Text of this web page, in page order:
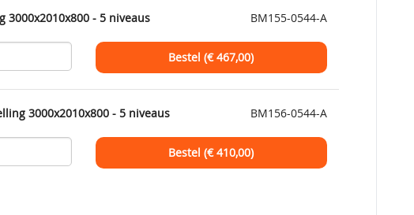
3000x2010x800 - 5 niveaus BM155-0544-A
Bestel (€467,00)
3000x2010x800 - 5 niveaus BM156-0544-A
Bestel (€410,00)